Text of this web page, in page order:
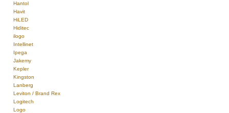
Hantol
Havit
HiLED
Hiditec
ilogo
Intellinet
Ipega
Jakemy
Kepler
Kingston
Lanberg
Leviton / Brand Rex
Logitech
Logo